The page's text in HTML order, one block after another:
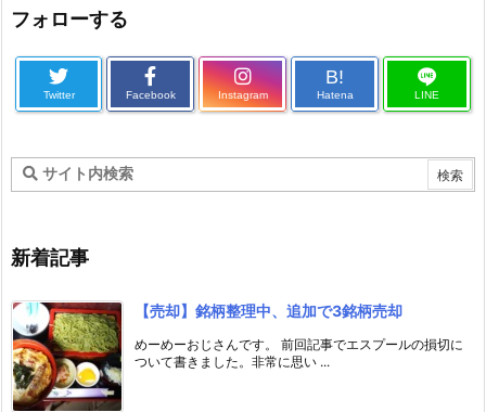
フォローする
Twitter Facebook Instagram
B!
Hatena LINE
新着記事
【売却】銘柄整理中、追加で3銘柄売却
めーめーおじさんです。 前回記事でエスプールの損切に
ついて書きました。非常に思い ...